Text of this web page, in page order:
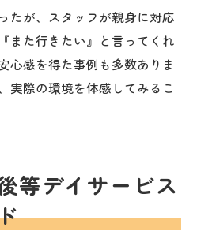
たが、スタッフが親身に対応
また行きたい』と言ってくれ
心感を得た事例も多数ありま
実際の環境を体感してみるこ
等デイサービス